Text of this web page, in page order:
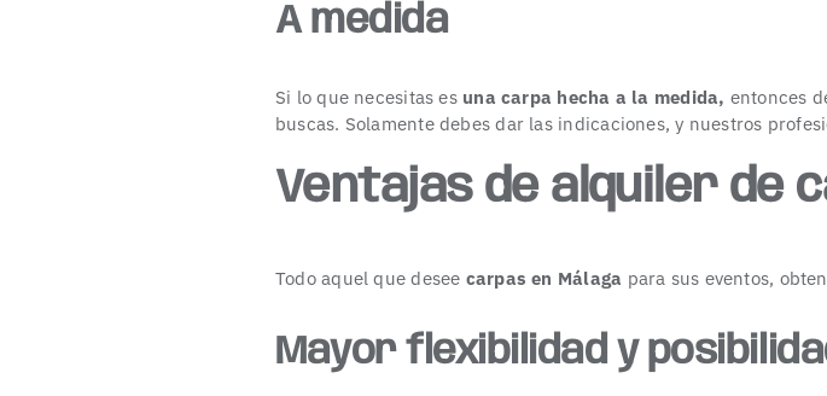
A medida
Si lo que necesitas es una carpa hecha a la medida, entonces
buscas. Solamente debes dar las indicaciones, y nuestros
Ventajas de alquiler de
Todo aquel que desee carpas en Málaga para sus eventos,
Mayor flexibilidad y